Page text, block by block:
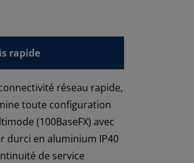
rapide
réseau rapide,
toute configuration
(100BaseFX) avec
durci en aluminium IP40
de service